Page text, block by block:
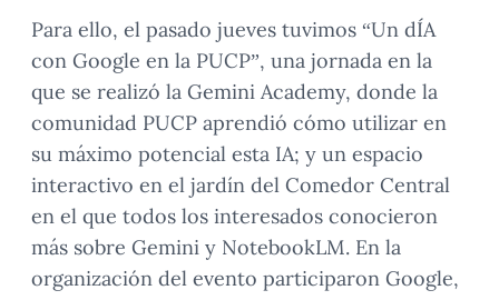
Para ello, el pasado jueves tuvimos “Un dÍA
con Google en la PUCP”, una jornada en la
que se realizó la Gemini Academy, donde la
comunidad PUCP aprendió cómo utilizar en
su máximo potencial esta IA; y un espacio
interactivo en el jardín del Comedor Central
en el que todos los interesados conocieron
más sobre Gemini y NotebookLM. En la
organización del evento participaron Google,